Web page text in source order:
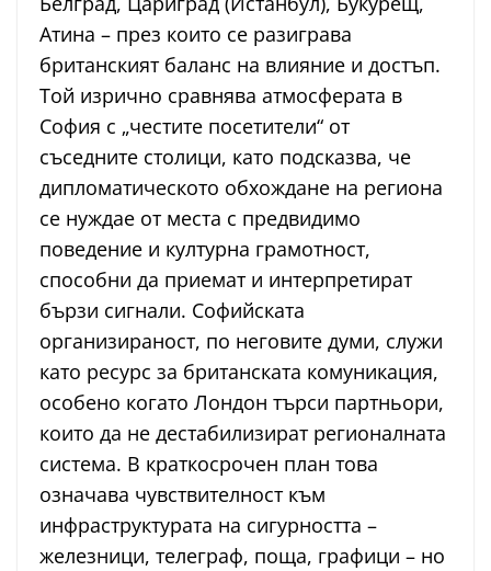
Атина – през които се разиграва
британският баланс на влияние и достъп.
Той изрично сравнява атмосферата в
София с „честите посетители“ от
съседните столици, като подсказва, че
дипломатическото обхождане на региона
се нуждае от места с предвидимо
поведение и културна грамотност,
способни да приемат и интерпретират
бързи сигнали. Софийската
организираност, по неговите думи, служи
като ресурс за британската комуникация,
особено когато Лондон търси партньори,
които да не дестабилизират регионалната
система. В краткосрочен план това
означава чувствителност към
инфраструктурата на сигурността –
железници, телеграф, поща, графици – но